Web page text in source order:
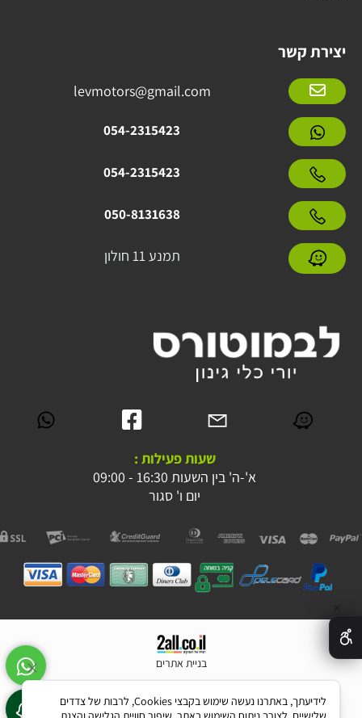
יצירת קשר
levmotors@gmail.com
054-2315423
054-2315423
050-8131638
תמנע 11 חולון
שעות פעילות :
א'-ה' בין השעות 16:30 - 09:00
יום ו' סגור
בניית אתרים
לידיעתך, באתרנו נעשה שימוש בקבצי Cookies, לרבות של צדדים